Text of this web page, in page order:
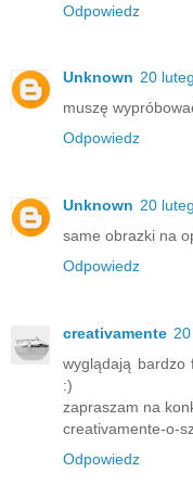
Odpowiedz
Unknown 20
muszę
Odpowiedz
Unknown 20
same obrazki na
Odpowiedz
creativamente
wyglądają bardzo
:)
zapraszam na
creativamente-o-
Odpowiedz